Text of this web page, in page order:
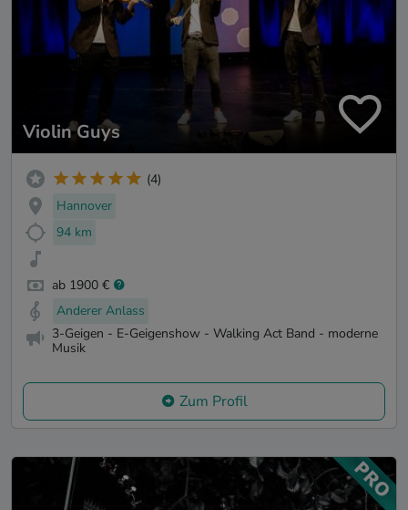
Violin Guys
(4)
Hannover
94 km
ab 1900 €
Anderer Anlass
3-Geigen - E-Geigenshow - Walking Act Band - moderne
Musik
Zum Profil